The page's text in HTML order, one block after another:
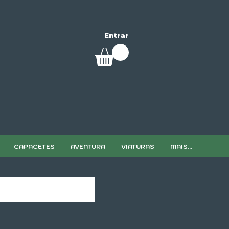
Entrar
CAPACETES AVENTURA VIATURAS MAIS...